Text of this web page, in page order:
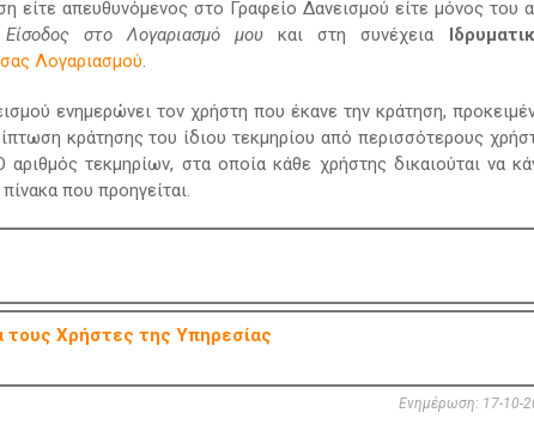
είτε απευθυνόμενος στο Γραφείο Δανεισμού είτε μόνος του
Είσοδος στο Λογαριασμό μουκαι στη συνέχεια
Λογαριασμού.
ενημερώνει τον χρήστη που έκανε την κράτηση,
κράτησης του ίδιου τεκμηρίου από περισσότερους
τεκμηρίων, στα οποία κάθε χρήστης δικαιούται να
που προηγείται.
τους Χρήστες της Υπηρεσίας
Ενημέρωση: 17-10-